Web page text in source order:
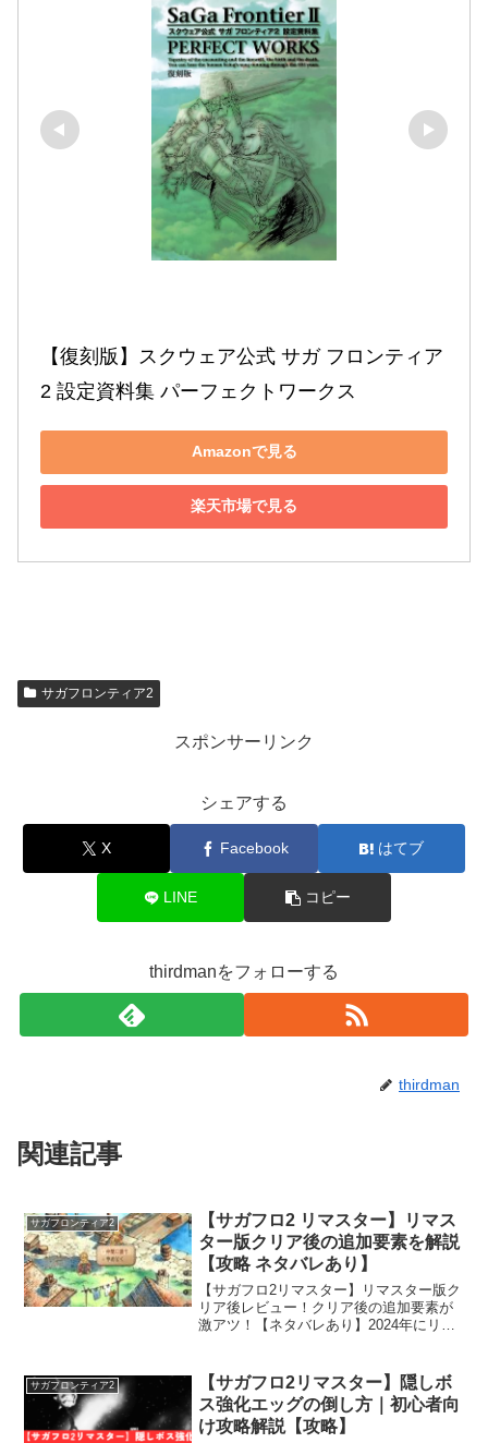
【復刻版】スクウェア公式 サガ フロンティア
2 設定資料集 パーフェクトワークス
Amazonで見る
楽天市場で見る
サガフロンティア2
スポンサーリンク
シェアする
X Facebook はてブ
LINE コピー
thirdmanをフォローする
thirdman
関連記事
サガフロンティア2
【サガフロ2 リマスター】リマス
ター版クリア後の追加要素を解説
【攻略 ネタバレあり】
【サガフロ2リマスター】リマスター版ク
リア後レビュー！クリア後の追加要素が
激アツ！【ネタバレあり】2024年にリマ
評のある本作ですが、リマスターによっ
て新たな魅力...
サガフロンティア2
【サガフロ2リマスター】隠しボ
ス強化エッグの倒し方｜初心者向
け攻略解説【攻略】